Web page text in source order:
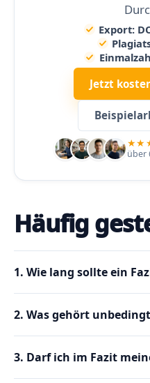
Export:
Jetzt
über
Häufig
1. Wie lang sollte ein
2. Was gehört
3. Darf ich im Fazit